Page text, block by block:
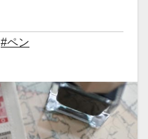
#ペン